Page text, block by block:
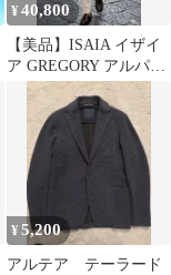
¥40,800
【美品】ISAIA イザイ
ア GREGORY アルパカ
混 ジャケット 48
¥5,200
アルテア テーラード